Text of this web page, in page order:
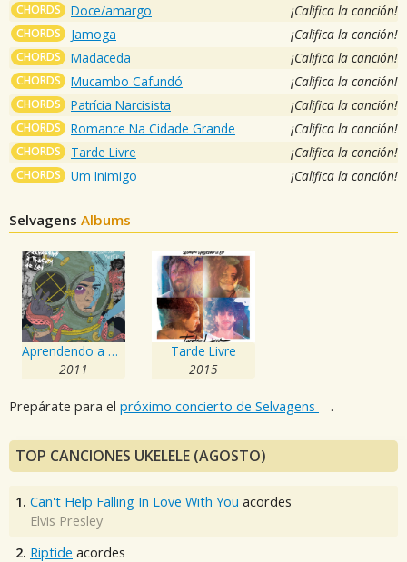
CHORDS Doce/amargo ¡Califica la canción!
CHORDS Jamoga ¡Califica la canción!
CHORDS Madaceda ¡Califica la canción!
CHORDS Mucambo Cafundó ¡Califica la canción!
CHORDS Patrícia Narcisista ¡Califica la canción!
CHORDS Romance Na Cidade Grande ¡Califica la canción!
CHORDS Tarde Livre ¡Califica la canción!
CHORDS Um Inimigo ¡Califica la canción!
Selvagens Albums
Aprendendo a Mentir
2011
Tarde Livre
2015
Prepárate para el próximo concierto de Selvagens .
TOP CANCIONES UKELELE (AGOSTO)
1. Can't Help Falling In Love With You acordes
Elvis Presley
2. Riptide acordes